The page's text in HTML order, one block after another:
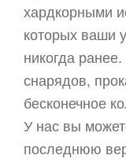
хардкорными
которых ваши
никогда
снарядов,
бесконечное
У нас вы
последнюю